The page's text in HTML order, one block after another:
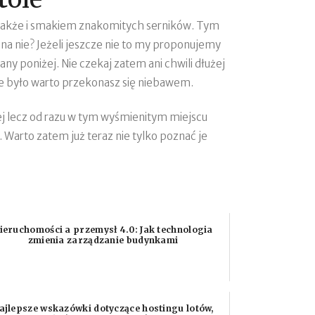
i smakiem znakomitych serników. Tym
nie? Jeżeli jeszcze nie to my proponujemy
poniżej. Nie czekaj zatem ani chwili dłużej
warto przekonasz się niebawem.
lecz od razu w tym wyśmienitym miejscu
zatem już teraz nie tylko poznać je
a przemysł 4.0: Jak technologia
zmienia zarządzanie budynkami
wskazówki dotyczące hostingu lotów,